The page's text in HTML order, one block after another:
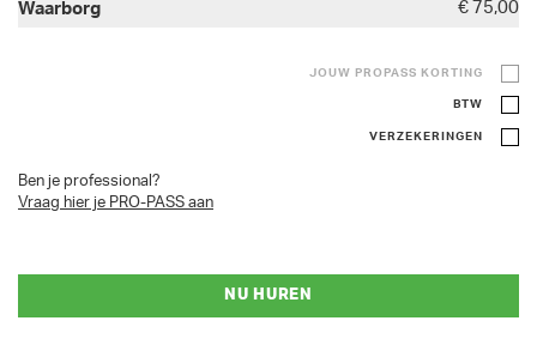
€ 75,00
JOUW PROPASS KORTING
BTW
VERZEKERINGEN
Ben je professional?
Vraag hier je PRO-PASS aan
NU HUREN